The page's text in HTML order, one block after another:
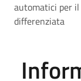
automatici per
differenziata